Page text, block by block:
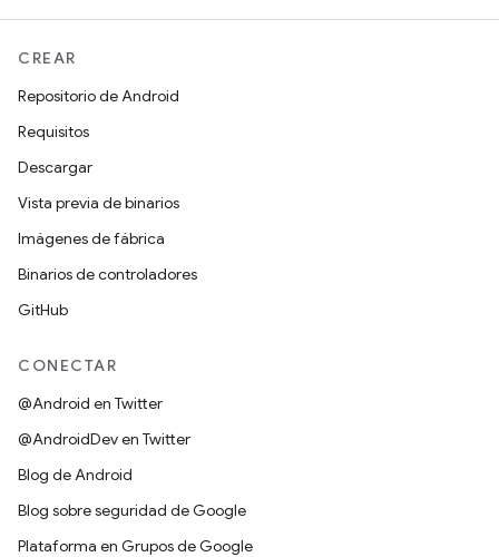
CREAR
Repositorio de Android
Requisitos
Descargar
Vista previa de binarios
Imágenes de fábrica
Binarios de controladores
GitHub
CONECTAR
@Android en Twitter
@AndroidDev en Twitter
Blog de Android
Blog sobre seguridad de Google
Plataforma en Grupos de Google